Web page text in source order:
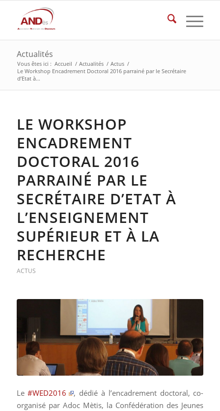
Actualités
Vous êtes ici : Accueil / Actualités / Actus /
Le Workshop Encadrement Doctoral 2016 parrainé par le Secrétaire
d’Etat à...
LE WORKSHOP
ENCADREMENT
DOCTORAL 2016
PARRAINÉ PAR LE
SECRÉTAIRE D’ETAT À
L’ENSEIGNEMENT
SUPÉRIEUR ET À LA
RECHERCHE
ACTUS
Le#WED2016
, dédié à l’encadrement doctoral, co-
organisé par Adoc Mètis, la Confédération des Jeunes